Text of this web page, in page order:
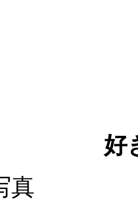
好
真